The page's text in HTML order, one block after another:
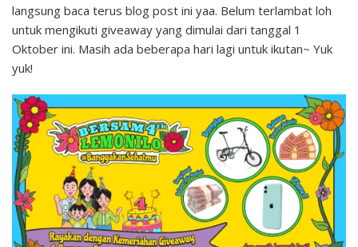
langsung baca terus blog post ini yaa. Belum terlambat loh
untuk mengikuti giveaway yang dimulai dari tanggal 1
Oktober ini. Masih ada beberapa hari lagi untuk ikutan~ Yuk
yuk!